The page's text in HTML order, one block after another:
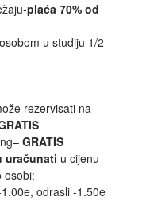
plaća 70% od
u studiju 1/2 –
rezervisati na
GRATIS
uračunati u cijenu-
osobi:
odrasli -1.50e